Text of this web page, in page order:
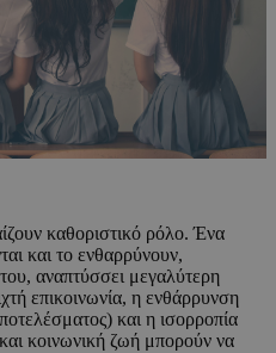
καθοριστικό ρόλο. Ένα
και το ενθαρρύνουν,
αναπτύσσει μεγαλύτερη
επικοινωνία, η ενθάρρυνση
και η ισορροπία
κοινωνική ζωή μπορούν να